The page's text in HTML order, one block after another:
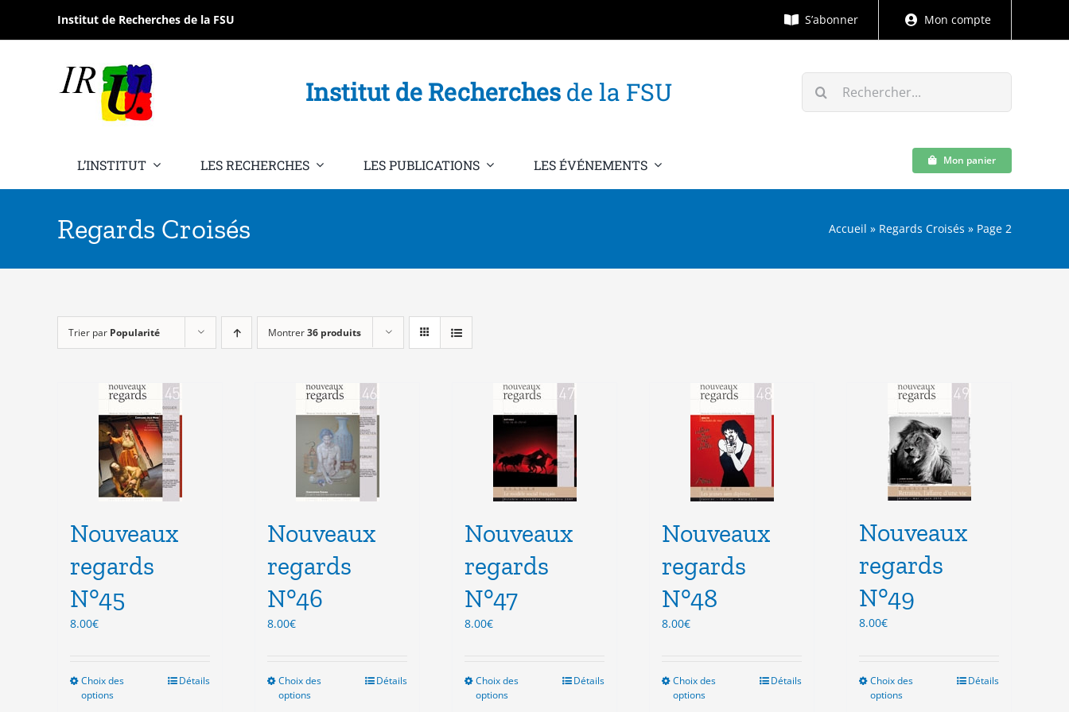
contenu
Institut de Recherches de la FSU S’abonner Mon compte
Institut de Recherchesde la FSU Rechercher:
L’INSTITUT LES RECHERCHES LES PUBLICATIONS LES ÉVÉNEMENTS Mon panier
Regards Croisés Accueil » Regards Croisés » Page 2
Trier par Popularité Montrer36 produits
Nouveaux
regards
N°45
8.00€
Choix des
options
Détails
Nouveaux
regards
N°46
8.00€
Choix des
options
Détails
Nouveaux
regards
N°47
8.00€
Choix des
options
Détails
Nouveaux
regards
N°48
8.00€
Choix des
options
Détails
Nouveaux
regards
N°49
8.00€
Choix des
options
Détails